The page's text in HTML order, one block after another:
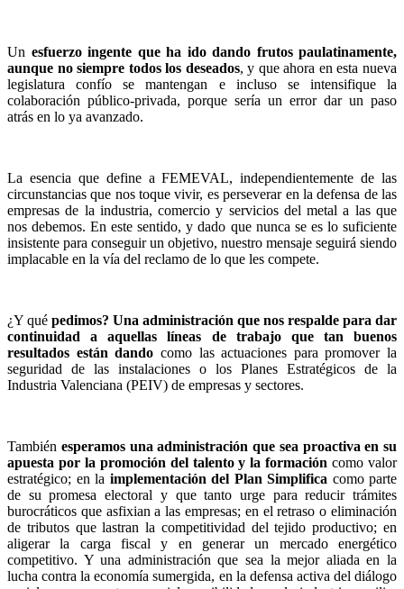
Un esfuerzo ingente que ha ido dando frutos paulatinamente,
aunque no siempre todos los deseados, y que ahora en esta nueva
legislatura confío se mantengan e incluso se intensifique la
colaboración público-privada, porque sería un error dar un paso
atrás en lo ya avanzado.
La esencia que define a FEMEVAL, independientemente de las
circunstancias que nos toque vivir, es perseverar en la defensa de las
empresas de la industria, comercio y servicios del metal a las que
nos debemos. En este sentido, y dado que nunca se es lo suficiente
insistente para conseguir un objetivo, nuestro mensaje seguirá siendo
implacable en la vía del reclamo de lo que les compete.
¿Y qué pedimos? Una administración que nos respalde para dar
continuidad a aquellas líneas de trabajo que tan buenos
resultados están dando como las actuaciones para promover la
seguridad de las instalaciones o los Planes Estratégicos de la
Industria Valenciana (PEIV) de empresas y sectores.
También esperamos una administración que sea proactiva en su
apuesta por la promoción del talento y la formacióncomo valor
estratégico; en la implementación del Plan Simplifica como parte
de su promesa electoral y que tanto urge para reducir trámites
burocráticos que asfixian a las empresas; en el retraso o eliminación
de tributos que lastran la competitividad del tejido productivo; en
aligerar la carga fiscal y en generar un mercado energético
competitivo. Y una administración que sea la mejor aliada en la
lucha contra la economía sumergida, en la defensa activa del diálogo